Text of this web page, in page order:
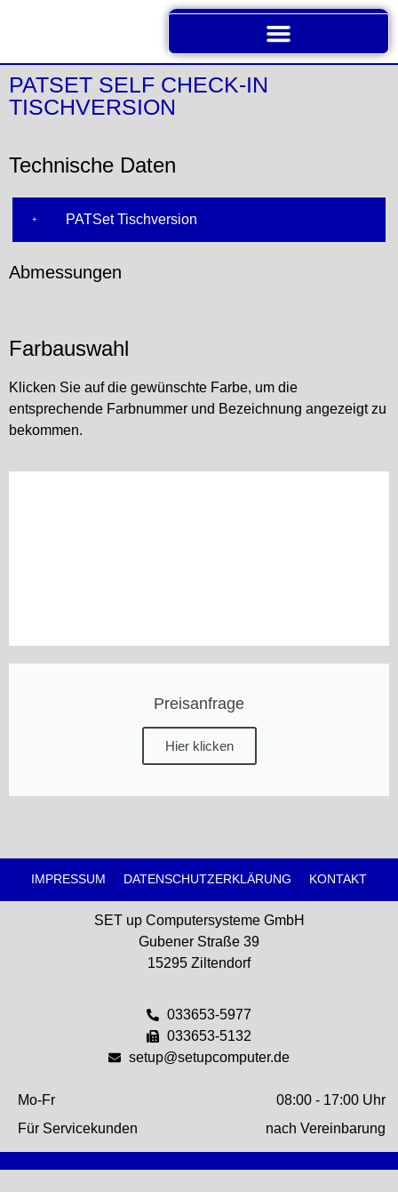
PATSET SELF CHECK-IN
TISCHVERSION
Technische Daten
PATSet Tischversion
Abmessungen
Farbauswahl
Klicken Sie auf die gewünschte Farbe, um die
entsprechende Farbnummer und Bezeichnung angezeigt zu
bekommen.
Preisanfrage
Hier klicken
IMPRESSUM DATENSCHUTZERKLÄRUNG KONTAKT
SET up Computersysteme GmbH
Gubener Straße 39
15295 Ziltendorf
033653-5977
033653-5132
setup@setupcomputer.de
Mo-Fr
08:00 - 17:00 Uhr
Für Servicekunden
nach Vereinbarung